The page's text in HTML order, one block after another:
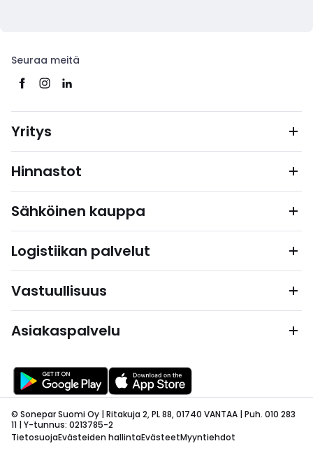
Seuraa meitä
Yritys
Hinnastot
Sähköinen kauppa
Logistiikan palvelut
Vastuullisuus
Asiakaspalvelu
© Sonepar Suomi Oy | Ritakuja 2, PL 88, 01740 VANTAA | Puh. 010 283
11 | Y-tunnus: 0213785-2
TietosuojaEvästeiden hallintaEvästeetMyyntiehdot